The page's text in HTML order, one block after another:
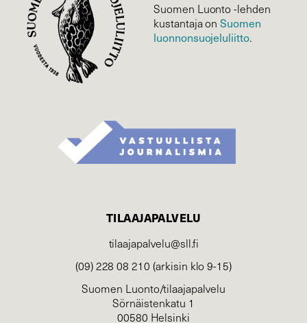
Suomen Luonto -lehden
kustantaja onSuomen
luonnonsuojelu­liitto.
TILAAJAPALVELU
tilaajapalvelu@sll.fi
(09) 228 08 210 (arkisin klo 9-15)
Suomen Luonto/tilaajapalvelu
Sörnäistenkatu 1
00580 Helsinki